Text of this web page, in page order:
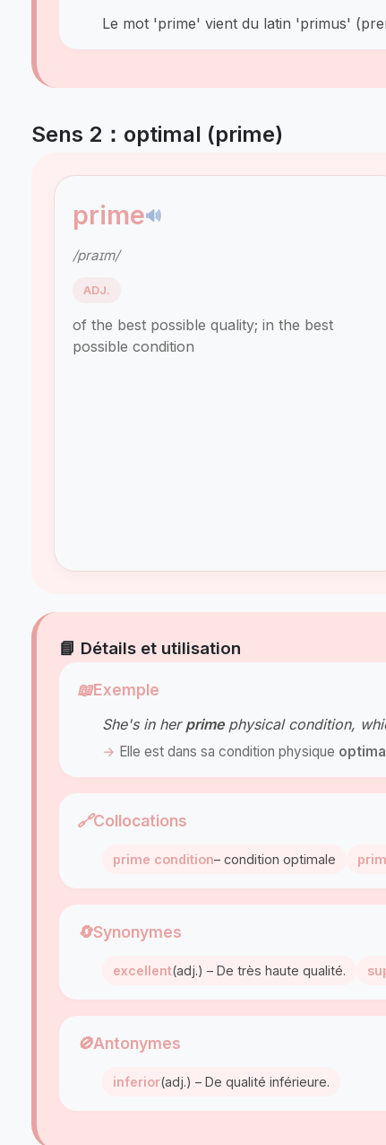
Le mot 'prime' vient du latin 'primus'
Sens 2：optimal (prime)
prime🔊
/praɪm/
ADJ.
of the best possible quality; in the best
possible condition
📘 Détails et utilisation
📖Exemple
She's in her primephysical condition,
Elle est dans sa condition physique optimal
🔗Collocations
prime condition– condition optimale
🔄Synonymes
excellent(adj.) – De très haute qualité.
🚫Antonymes
inferior(adj.) – De qualité inférieure.